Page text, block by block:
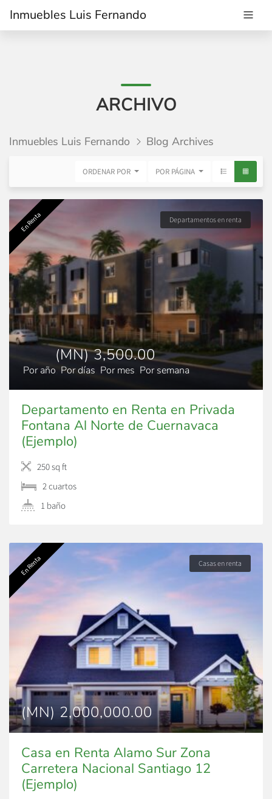
Inmuebles Luis Fernando
ARCHIVO
Inmuebles Luis Fernando Blog Archives
ORDENAR POR POR PÁGINA
En Renta Departamentos en renta
(MN) 3,500.00
Por año Por días Por mes Por semana
Departamento en Renta en Privada
Fontana Al Norte de Cuernavaca
(Ejemplo)
250 sq ft
2 сuartos
1 baño
En Renta Casas en renta
(MN) 2,000,000.00
Casa en Renta Alamo Sur Zona
Carretera Nacional Santiago 12
(Ejemplo)